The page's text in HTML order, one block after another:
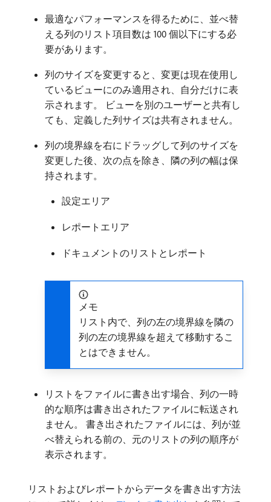
最適なパフォーマンスを得るために、並べ替
える列のリスト項目数は 100 個以下にする必
要があります。
列のサイズを変更すると、変更は現在使用し
ているビューにのみ適用され、自分だけに表
示されます。 ビューを別のユーザーと共有し
ても、定義した列サイズは共有されません。
列の境界線を右にドラッグして列のサイズを
変更した後、次の点を除き、隣の列の幅は保
持されます。
設定エリア
レポートエリア
ドキュメントのリストとレポート
メモ
リスト内で、列の左の境界線を隣の
列の左の境界線を超えて移動するこ
とはできません。
リストをファイルに書き出す場合、列の一時
的な順序は書き出されたファイルに転送され
ません。 書き出されたファイルには、列が並
べ替えられる前の、元のリストの列の順序が
表示されます。
リストおよびレポートからデータを書き出す方法